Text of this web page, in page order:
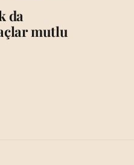
da
mutlu